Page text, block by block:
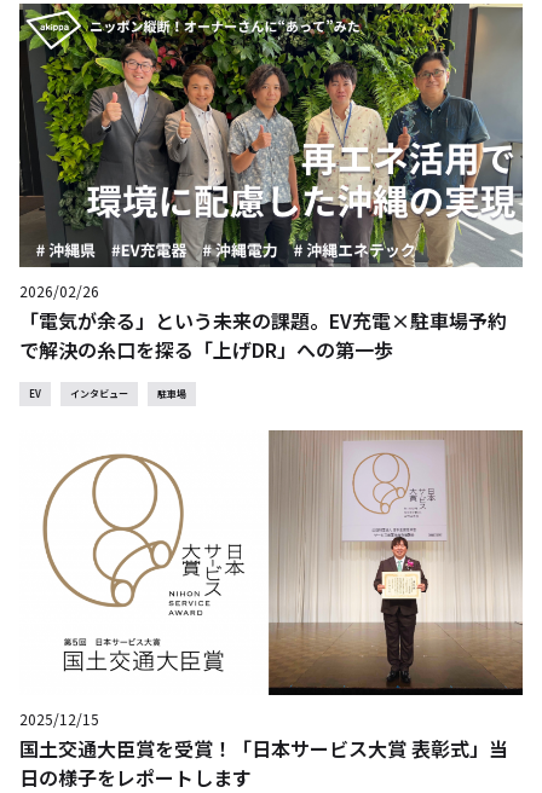
2026/02/26
「電気が余る」という未来の課題。EV充電×駐車場予約
で解決の糸口を探る「上げDR」への第一歩
EV インタビュー 駐車場
2025/12/15
国土交通大臣賞を受賞！「日本サービス大賞 表彰式」当
日の様子をレポートします